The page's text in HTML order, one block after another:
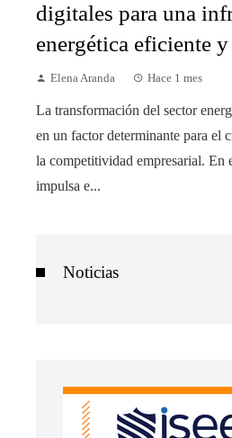
digitales para una
energética eficiente
Elena Aranda Hace 1 mes
La transformación del sector
en un factor determinante para el
la competitividad empresarial. En
impulsa e...
Noticias